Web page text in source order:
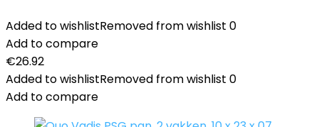
Added to wishlistRemoved from wishlist 0
Add to compare
€26.92
Added to wishlistRemoved from wishlist 0
Add to compare